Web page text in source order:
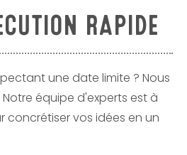
RAPIDE
une date limite ? Nous
équipe d'experts est à
concrétiser vos idées en un